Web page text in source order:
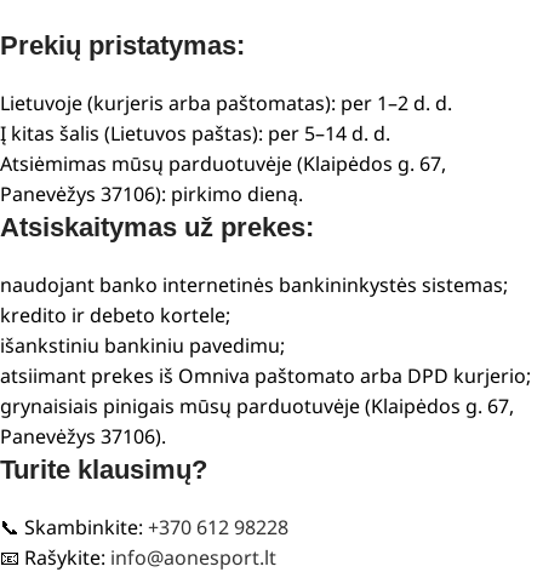
Prekių pristatymas:
Lietuvoje (kurjeris arba paštomatas): per 1–2 d. d.
Į kitas šalis (Lietuvos paštas): per 5–14 d. d.
Atsiėmimas mūsų parduotuvėje (Klaipėdos g. 67,
Panevėžys 37106): pirkimo dieną.
Atsiskaitymas už prekes:
naudojant banko internetinės bankininkystės sistemas;
kredito ir debeto kortele;
išankstiniu bankiniu pavedimu;
atsiimant prekes iš Omniva paštomato arba DPD kurjerio;
grynaisiais pinigais mūsų parduotuvėje (Klaipėdos g. 67,
Panevėžys 37106).
Turite klausimų?
📞 Skambinkite: +370 612 98228
📧 Rašykite: info@aonesport.lt